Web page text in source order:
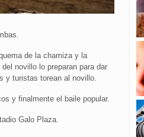
de la chamiza y la
novillo lo preparan para dar
y turistas torean al novillo.
y finalmente el baile popular.
Galo Plaza.